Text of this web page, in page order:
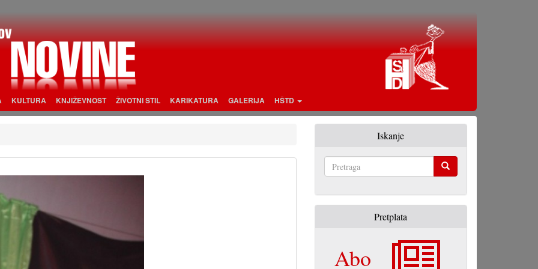
KULTURA KNJIŽEVNOST ŽIVOTNI STIL KARIKATURA GALERIJA HŠTD
Iskanje
Pretplata
Abo